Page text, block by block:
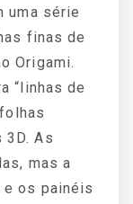
uma série
finas de
Origami.
“linhas de
As
mas a
os painéis